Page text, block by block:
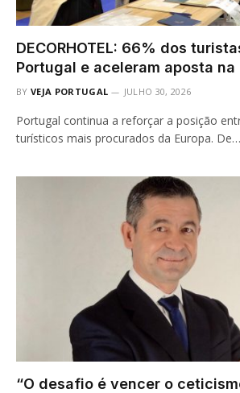
DECORHOTEL: 66% dos
Portugal e aceleram aposta
BY VEJA PORTUGAL JULHO 30, 2026
Portugal continua a reforçar a posição
turísticos mais procurados da Europa. De…
“O desafio é vencer o